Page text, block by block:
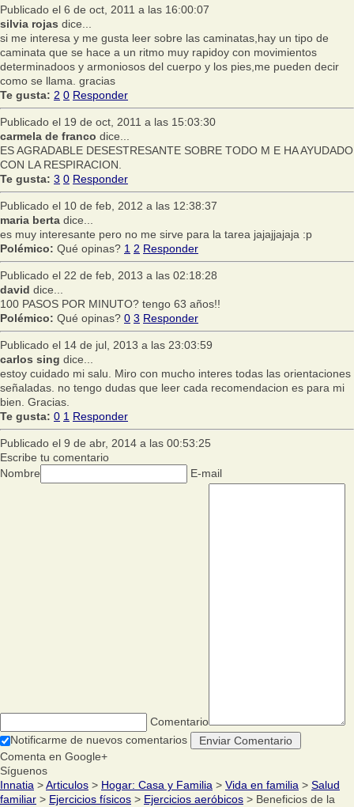
Publicado el 6 de oct, 2011 a las 16:00:07
silvia rojas dice...
si me interesa y me gusta leer sobre las caminatas,hay un tipo de
caminata que se hace a un ritmo muy rapidoy con movimientos
determinadoos y armoniosos del cuerpo y los pies,me pueden decir
como se llama. gracias
Te gusta: 2 0 Responder
Publicado el 19 de oct, 2011 a las 15:03:30
carmela de franco dice...
ES AGRADABLE DESESTRESANTE SOBRE TODO M E HA AYUDADO
CON LA RESPIRACION.
Te gusta: 3 0 Responder
Publicado el 10 de feb, 2012 a las 12:38:37
maria berta dice...
es muy interesante pero no me sirve para la tarea jajajjajaja :p
Polémico: Qué opinas? 1 2 Responder
Publicado el 22 de feb, 2013 a las 02:18:28
david dice...
100 PASOS POR MINUTO? tengo 63 años!!
Polémico: Qué opinas? 0 3 Responder
Publicado el 14 de jul, 2013 a las 23:03:59
carlos sing dice...
estoy cuidado mi salu. Miro con mucho interes todas las orientaciones
señaladas. no tengo dudas que leer cada recomendacion es para mi
bien. Gracias.
Te gusta: 0 1 Responder
Publicado el 9 de abr, 2014 a las 00:53:25
Escribe tu comentario
Nombre
E-mail
Comentario
Notificarme de nuevos comentarios
Comenta en Google+
Síguenos
Innatia >Articulos > Hogar: Casa y Familia > Vida en familia > Salud
familiar > Ejercicios físicos > Ejercicios aeróbicos > Beneficios de la